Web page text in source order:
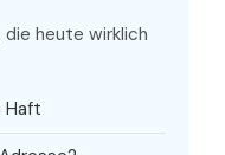
die heute wirklich
Haft